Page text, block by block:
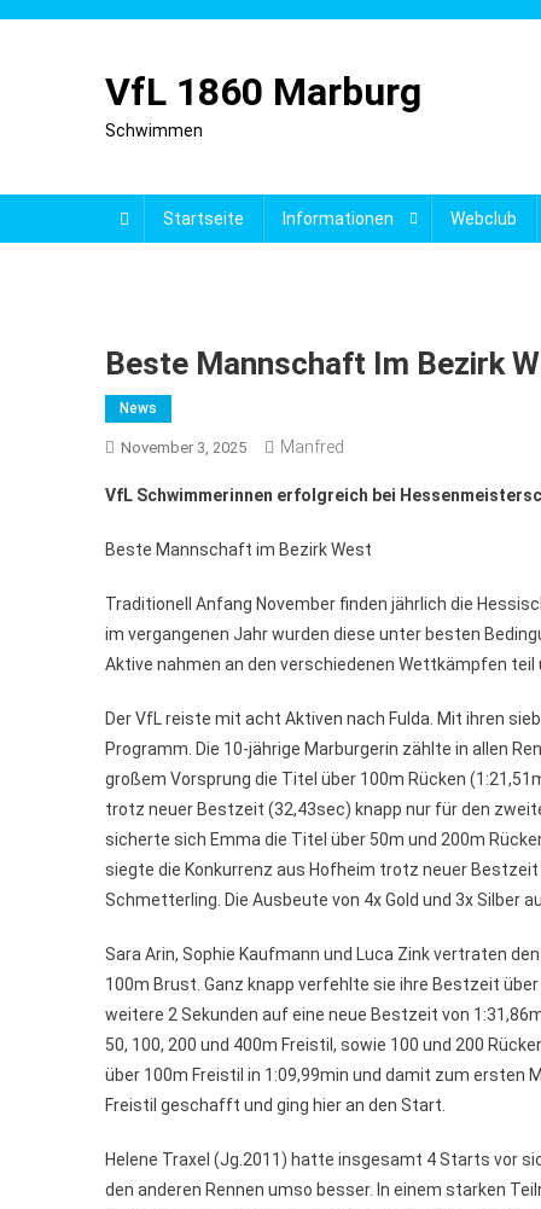
VfL 1860 Marburg
Schwimmen
Startseite Informationen Webclub
Beste Mannschaft Im Bezirk
News
November 3, 2025 Manfred
VfL Schwimmerinnen erfolgreich bei
Beste Mannschaft im Bezirk West
Traditionell Anfang November finden jährlich die
im vergangenen Jahr wurden diese unter besten
Aktive nahmen an den verschiedenen Wettkämpfen
Der VfL reiste mit acht Aktiven nach Fulda. Mit ihren
Programm. Die 10-jährige Marburgerin zählte in allen
großem Vorsprung die Titel über 100m Rücken
trotz neuer Bestzeit (32,43sec) knapp nur für den
sicherte sich Emma die Titel über 50m und 200m
siegte die Konkurrenz aus Hofheim trotz neuer
Schmetterling. Die Ausbeute von 4x Gold und 3x Silber
Sara Arin, Sophie Kaufmann und Luca Zink vertraten
100m Brust. Ganz knapp verfehlte sie ihre Bestzeit
weitere 2 Sekunden auf eine neue Bestzeit von
50, 100, 200 und 400m Freistil, sowie 100 und 200
über 100m Freistil in 1:09,99min und damit zum ersten
Freistil geschafft und ging hier an den Start.
Helene Traxel (Jg.2011) hatte insgesamt 4 Starts vor
den anderen Rennen umso besser. In einem starken